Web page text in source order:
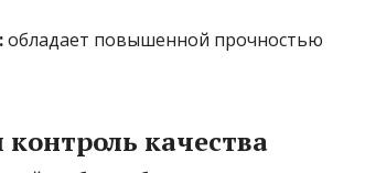
обладает повышенной прочностью
качества